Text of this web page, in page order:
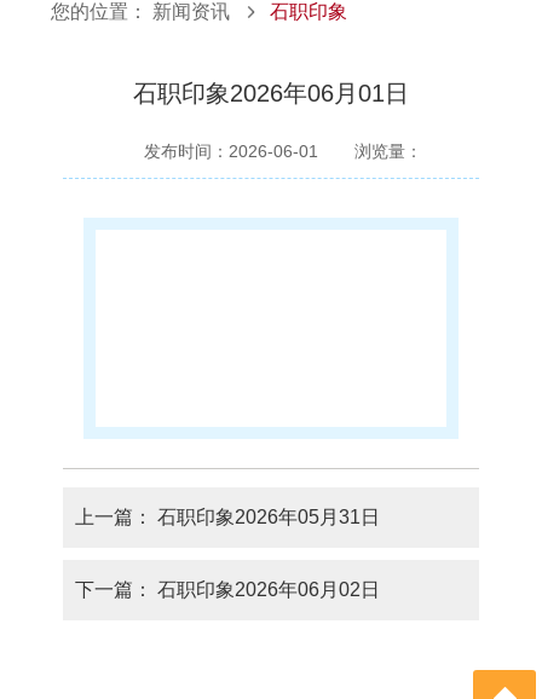
您的位置： 新闻资讯 石职印象
石职印象2026年06月01日
发布时间：2026-06-01 浏览量：
上一篇： 石职印象2026年05月31日
下一篇： 石职印象2026年06月02日